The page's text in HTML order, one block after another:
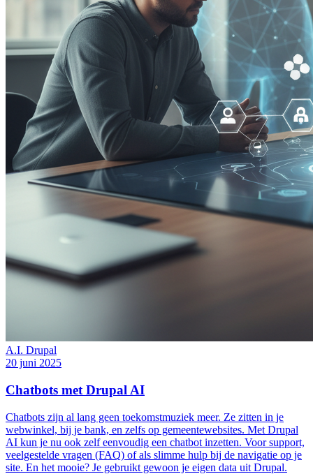
A.I. Drupal
20 juni 2025
Chatbots met Drupal AI
Chatbots zijn al lang geen toekomstmuziek meer. Ze zitten in je
webwinkel, bij je bank, en zelfs op gemeentewebsites. Met Drupal
AI kun je nu ook zelf eenvoudig een chatbot inzetten. Voor support,
veelgestelde vragen (FAQ) of als slimme hulp bij de navigatie op je
site. En het mooie? Je gebruikt gewoon je eigen data uit Drupal.